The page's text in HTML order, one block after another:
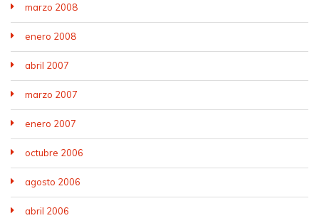
marzo 2008
enero 2008
abril 2007
marzo 2007
enero 2007
octubre 2006
agosto 2006
abril 2006